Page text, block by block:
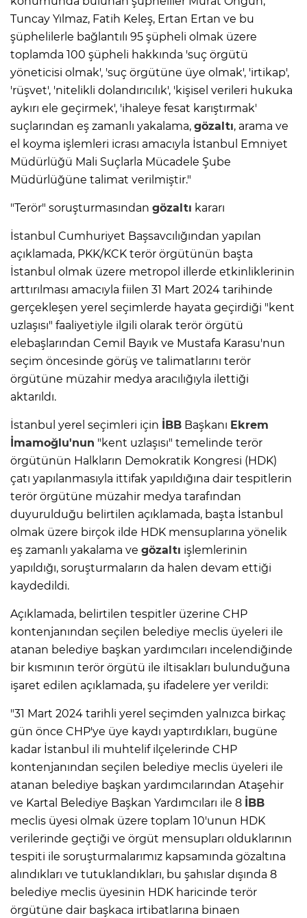
Tuncay Yılmaz, Fatih Keleş, Ertan Ertan ve bu
şüphelilerle bağlantılı 95 şüpheli olmak üzere
toplamda 100 şüpheli hakkında 'suç örgütü
yöneticisi olmak', 'suç örgütüne üye olmak', 'irtikap',
'rüşvet', 'nitelikli dolandırıcılık', 'kişisel verileri hukuka
aykırı ele geçirmek', 'ihaleye fesat karıştırmak'
suçlarından eş zamanlı yakalama, gözaltı, arama ve
el koyma işlemleri icrası amacıyla İstanbul Emniyet
Müdürlüğü Mali Suçlarla Mücadele Şube
Müdürlüğüne talimat verilmiştir."
"Terör" soruşturmasından gözaltı kararı
İstanbul Cumhuriyet Başsavcılığından yapılan
açıklamada, PKK/KCK terör örgütünün başta
İstanbul olmak üzere metropol illerde etkinliklerinin
arttırılması amacıyla fiilen 31 Mart 2024 tarihinde
gerçekleşen yerel seçimlerde hayata geçirdiği "kent
uzlaşısı" faaliyetiyle ilgili olarak terör örgütü
elebaşlarından Cemil Bayık ve Mustafa Karasu'nun
seçim öncesinde görüş ve talimatlarını terör
örgütüne müzahir medya aracılığıyla ilettiği
aktarıldı.
İstanbul yerel seçimleri için İBB Başkanı Ekrem
İmamoğlu'nun "kent uzlaşısı" temelinde terör
örgütünün Halkların Demokratik Kongresi (HDK)
çatı yapılanmasıyla ittifak yapıldığına dair tespitlerin
terör örgütüne müzahir medya tarafından
duyurulduğu belirtilen açıklamada, başta İstanbul
olmak üzere birçok ilde HDK mensuplarına yönelik
eş zamanlı yakalama ve gözaltı işlemlerinin
yapıldığı, soruşturmaların da halen devam ettiği
kaydedildi.
Açıklamada, belirtilen tespitler üzerine CHP
kontenjanından seçilen belediye meclis üyeleri ile
atanan belediye başkan yardımcıları incelendiğinde
bir kısmının terör örgütü ile iltisakları bulunduğuna
işaret edilen açıklamada, şu ifadelere yer verildi:
"31 Mart 2024 tarihli yerel seçimden yalnızca birkaç
gün önce CHP'ye üye kaydı yaptırdıkları, bugüne
kadar İstanbul ili muhtelif ilçelerinde CHP
kontenjanından seçilen belediye meclis üyeleri ile
atanan belediye başkan yardımcılarından Ataşehir
ve Kartal Belediye Başkan Yardımcıları ile 8 İBB
meclis üyesi olmak üzere toplam 10'unun HDK
verilerinde geçtiği ve örgüt mensupları olduklarının
tespiti ile soruşturmalarımız kapsamında gözaltına
alındıkları ve tutuklandıkları, bu şahıslar dışında 8
belediye meclis üyesinin HDK haricinde terör
örgütüne dair başkaca irtibatlarına binaen